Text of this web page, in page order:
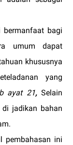
bermanfaat bagi
umum dapat
khususnya
yang
ayat 21,Selain
jadikan bahan
pembahasan ini